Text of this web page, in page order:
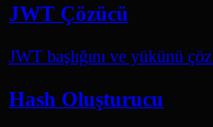
JWT Çözücü
JWT başlığını ve yükünü
Hash Oluşturucu